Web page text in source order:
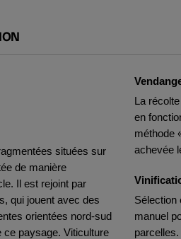
situées sur
de manière
Il est rejoint par
qui jouent avec des
orientées nord-sud
ce paysage. Viticulture
La
en
méthode
achevée
Sélection
manuel